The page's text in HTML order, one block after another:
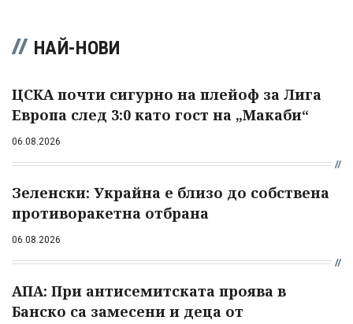
НАЙ-НОВИ
ЦСКА почти сигурно на плейоф за Лига
Европа след 3:0 като гост на „Макаби“
06.08.2026
Зеленски: Украйна е близо до собствена
противоракетна отбрана
06.08.2026
АПА: При антисемитската проява в
Банско са замесени и деца от